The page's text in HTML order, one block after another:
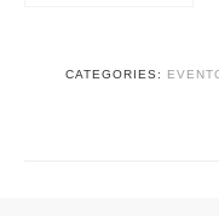
CATEGORIES: